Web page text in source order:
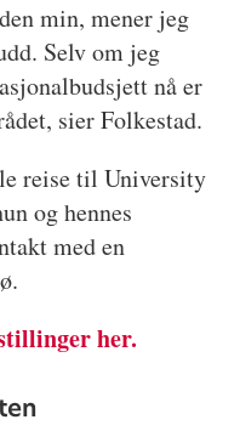
min, mener jeg
Selv om jeg
nå er
sier Folkestad.
reise til University
og hennes
med en
her.